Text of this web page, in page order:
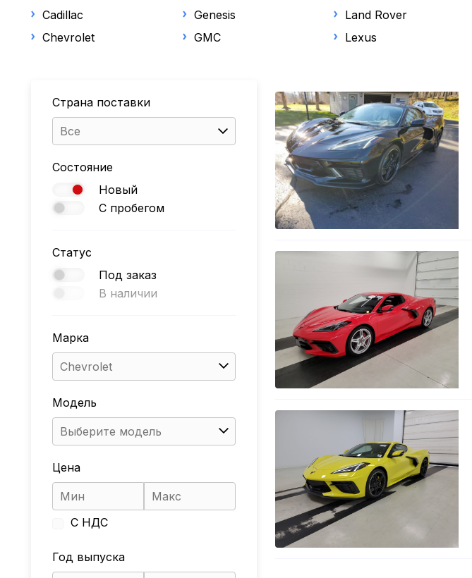
Cadillac
Chevrolet
Genesis
GMC
Land Rover
Lexus
Страна поставки
Все
Состояние
Новый
С пробегом
Статус
Под заказ
В наличии
Марка
Chevrolet
Модель
Выберите модель
Цена
С НДС
Год выпуска